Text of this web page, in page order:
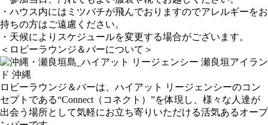
・ハウス内にはミツバチが飛んでおりますのでアレルギーをお
持ちの方はご遠慮ください。
・天候によりスケジュールを変更する場合がございます。
＜ロビーラウンジ＆バーについて＞
ロビーラウンジ＆バーは、ハイアット リージェンシーのコン
セプトである“Connect（コネクト）”を体現し、様々な人達が
出会う場所として気軽にお立ち寄りいただける活気あるオープ